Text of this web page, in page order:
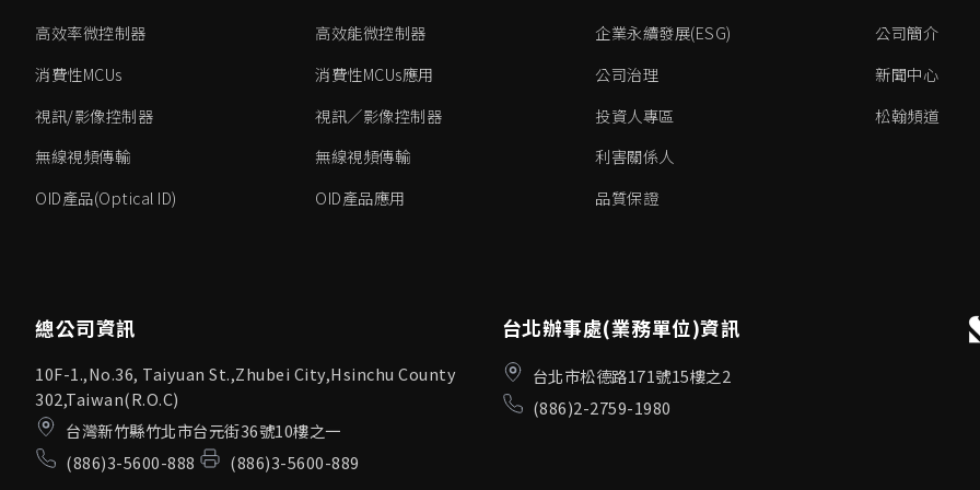
高效率微控制器
消費性MCUs
視訊/影像控制器
無線視頻傳輸
OID產品(Optical ID)
高效能微控制器
消費性MCUs應用
視訊／影像控制器
無線視頻傳輸
OID產品應用
企業永續發展(ESG)
公司治理
投資人專區
利害關係人
品質保證
公司簡介
新聞中心
松翰頻道
總公司資訊
10F-1.,No.36, Taiyuan St.,Zhubei City,Hsinchu County
302,Taiwan(R.O.C)
台灣新竹縣竹北市台元街36號10樓之一
(886)3-5600-888
(886)3-5600-889
台北辦事處(業務單位)資訊
台北市松德路171號15樓之2
(886)2-2759-1980